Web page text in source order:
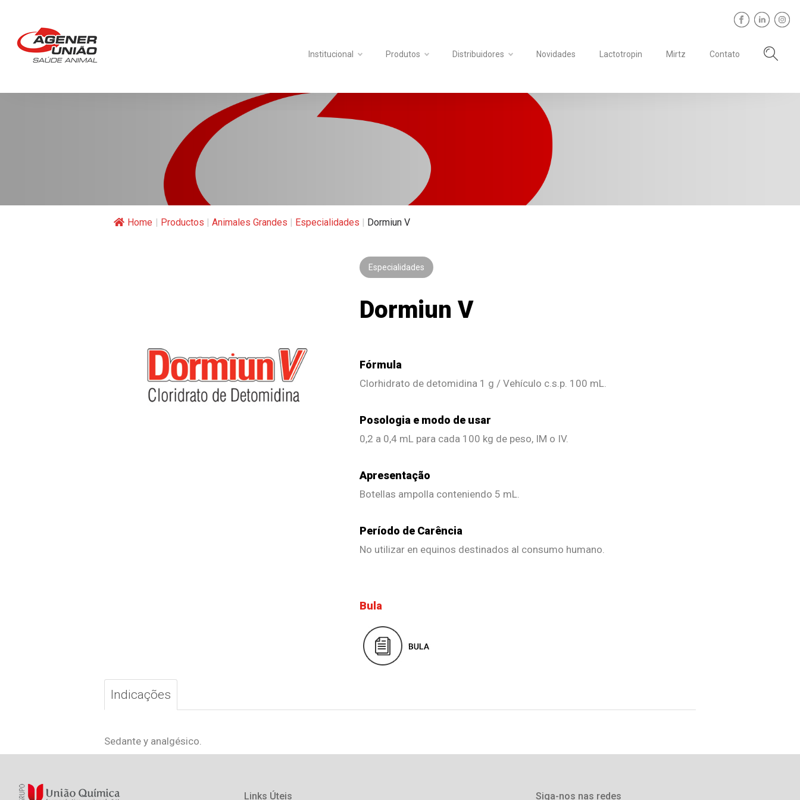
Institucional Produtos Distribuidores Novidades Lactotropin Mirtz Contato
Home | Productos | Animales Grandes | Especialidades | Dormiun V
Especialidades
Dormiun V
Fórmula
Clorhidrato de detomidina 1 g / Vehículo c.s.p. 100 mL.
Posologia e modo de usar
0,2 a 0,4 mL para cada 100 kg de peso, IM o IV.
Apresentação
Botellas ampolla conteniendo 5 mL.
Período de Carência
No utilizar en equinos destinados al consumo humano.
Bula
Indicações
Sedante y analgésico.
Links Úteis Siga-nos nas redes